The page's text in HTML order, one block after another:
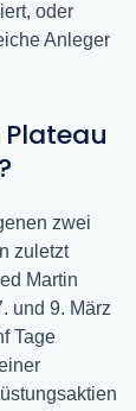
oder
Anleger
zwei
zuletzt
Martin
und 9. März
Tage